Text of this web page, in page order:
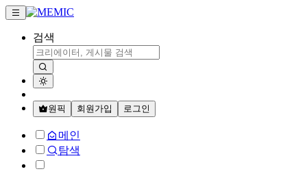
검색
원픽 회원가입 로그인
메인
탐색